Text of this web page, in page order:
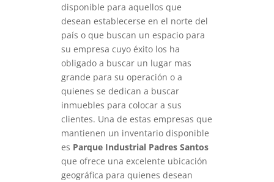
disponible para aquellos que
desean establecerse en el norte del
país o que buscan un espacio para
su empresa cuyo éxito los ha
obligado a buscar un lugar mas
grande para su operación o a
quienes se dedican a buscar
inmuebles para colocar a sus
clientes. Una de estas empresas que
mantienen un inventario disponible
es Parque Industrial Padres Santos
que ofrece una excelente ubicación
geográfica para quienes desean